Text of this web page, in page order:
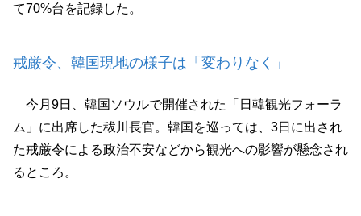
て70%台を記録した。
戒厳令、韓国現地の様子は「変わりなく」
今月9日、韓国ソウルで開催された「日韓観光フォーラ
ム」に出席した秡川長官。韓国を巡っては、3日に出され
た戒厳令による政治不安などから観光への影響が懸念され
るところ。